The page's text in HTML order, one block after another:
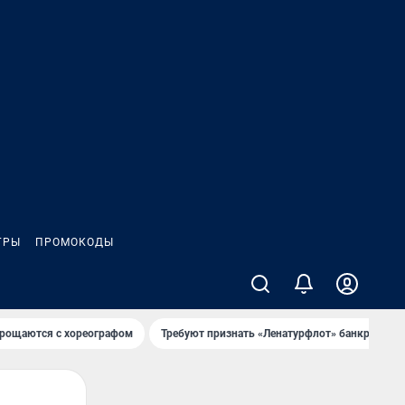
ПРОМОКОДЫ
с хореографом Требуют признать «Ленатурфлот» банкротом